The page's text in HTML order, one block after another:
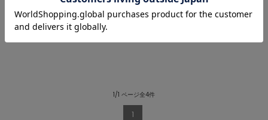
ブレスレット
martinique
ブレスレット
1/1 ページ全4件
1